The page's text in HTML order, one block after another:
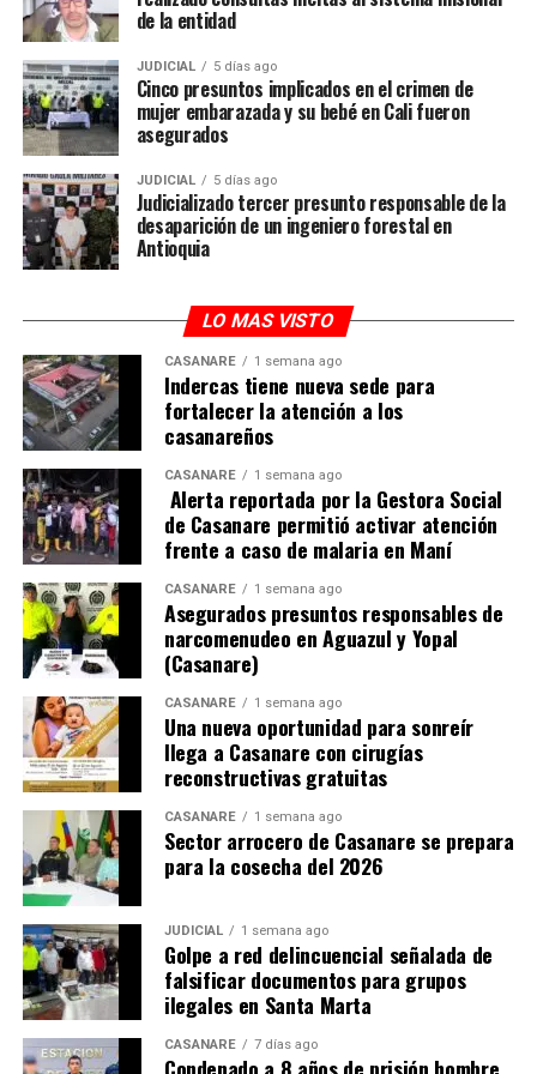
legitimidad de todo el proceso en el escrutinio.
Cabe destacar que la aplicación no reemplaza el
preconteo oficial de la Registraduría Nacional del
Estado Civil, sino que funciona como una herramienta
complementaria de control y seguimiento para las
agrupaciones políticas.
Un hito más para destacar: La observación
internacional.
El fortalecimiento tecnológico del proceso electoral en
el país y sobre todo en la Orinoquía, también ha venido
acompañado y fortalecido por un robusto componente
de observación nacional e internacional.
ADVERTISEMENT
Hasta la fecha,
el CNE ha acreditado a 215
observadores internacionalespertenecientes a
distintas organizaciones y misiones diplomáticas, entre
ellas la Unión Europea, la Embajada de Estados Unidos y
el Instituto Republicano Internacional. A ello se suma la
participación de la Misión de Observación Electoral
(MOE), que ya ha postulado a decenas de observadores.
La integración de observación internacional,
plataformas digitales, simulacros técnicos previos a la
jornada y monitoreo en tiempo real apunta a consolidar
uno de los procesos electorales con mayor capacidad de
supervisión tecnológica en la historia reciente de
del sector.
SINIGAN V6 fue diseñado para ser un sistema más fácil,
más rápido y más eficiente, pensado para acompañar al
sector agropecuario con herramientas que respondan a
sus necesidades y aporten a una mejor gestión de la
información ganadera en Colombia.
de la entidad
JUDICIAL 5 días ago
Cinco presuntos implicados en el crimen de
mujer embarazada y su bebé en Cali fueron
asegurados
JUDICIAL 5 días ago
Judicializado tercer presunto responsable de la
desaparición de un ingeniero forestal en
Antioquia
LO MAS VISTO
CASANARE 1 semana ago
Indercas tiene nueva sede para
fortalecer la atención a los
casanareños
CASANARE 1 semana ago
Alerta reportada por la Gestora Social
de Casanare permitió activar atención
frente a caso de malaria en Maní
CASANARE 1 semana ago
Asegurados presuntos responsables de
narcomenudeo en Aguazul y Yopal
(Casanare)
CASANARE 1 semana ago
Una nueva oportunidad para sonreír
llega a Casanare con cirugías
reconstructivas gratuitas
CASANARE 1 semana ago
Sector arrocero de Casanare se prepara
para la cosecha del 2026
JUDICIAL 1 semana ago
Golpe a red delincuencial señalada de
falsificar documentos para grupos
ilegales en Santa Marta
CASANARE 7 días ago
Condenado a 8 años de prisión hombre